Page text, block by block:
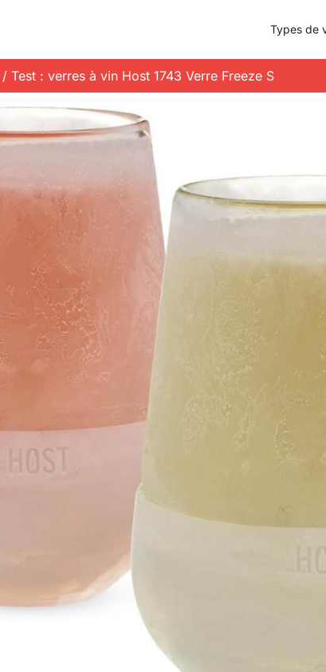
Types de
Test : verres à vin Host 1743 Verre Freeze S